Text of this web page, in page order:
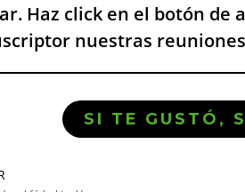
Haz click en el botón de
nuestras
SI TE GUSTÓ,